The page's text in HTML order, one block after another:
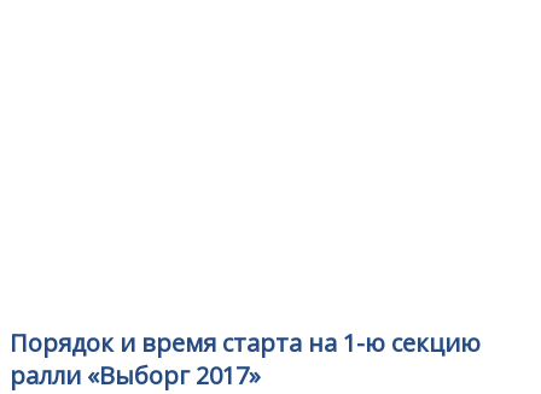
Порядок и время старта на 1-ю секцию
ралли «Выборг 2017»